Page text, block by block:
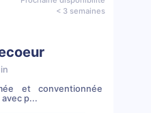
< 3 semaines
et conventionnée
p...